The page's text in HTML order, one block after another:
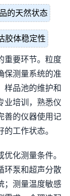
的天然状态
胶体稳定性
重要环节。粒度
保测量系统的准
样品池的维护和
业培训，熟悉仪
善的仪器使用记
工作状态。
化测量条件。
环泵和超声分散
；测量温度敏感